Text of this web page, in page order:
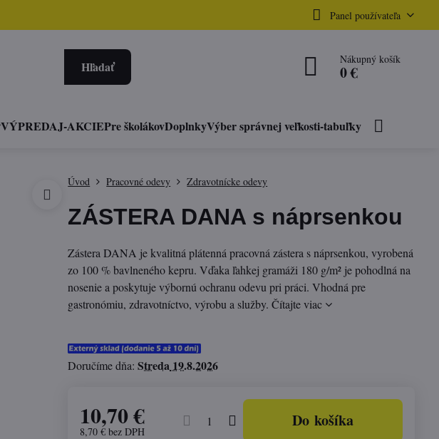
Panel používateľa
Hľadať Nákupný košík
0 €
VÝPREDAJ-AKCIEPre školákovDoplnkyVýber správnej veľkosti-tabuľky
Úvod Pracovné odevy Zdravotnícke odevy
ZÁSTERA DANA s náprsenkou
Zástera DANA je kvalitná plátenná pracovná zástera s náprsenkou, vyrobená
zo 100 % bavlneného kepru. Vďaka ľahkej gramáži 180 g/m² je pohodlná na
nosenie a poskytuje výbornú ochranu odevu pri práci. Vhodná pre
gastronómiu, zdravotníctvo, výrobu a služby.Čítajte viac
Doručíme dňa:Streda 19.8.2026
10,70 €
8,70 €bez DPH
Do košíka